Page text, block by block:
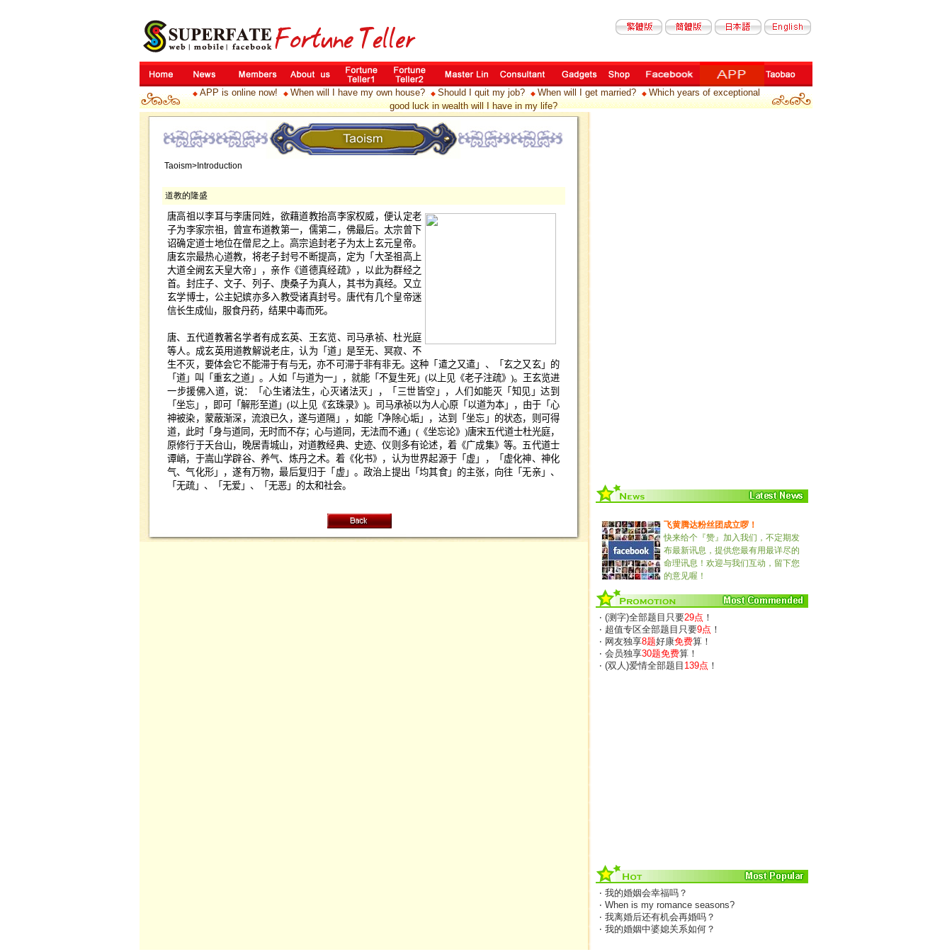
◆ APP is online now! ◆ When will I have my own house? ◆Should I quit my job? ◆When will I get married? ◆ Which years of exceptional
good luck in wealth will I have in my life?
Taoism>Introduction
道教的隆盛
唐高祖以李耳与李唐同姓，欲藉道教抬高李家权威，便认定老
子为李家宗祖，曾宣布道教第一，儒第二，佛最后。太宗曾下
诏确定道士地位在僧尼之上。高宗追封老子为太上玄元皇帝。
唐玄宗最热心道教，将老子封号不断提高，定为「大圣祖高上
大道全阙玄天皇大帝」，亲作《道德真经疏》，以此为群经之
首。封庄子、文子、列子、庚桑子为真人，其书为真经。又立
玄学博士，公主妃嫔亦多入教受诸真封号。唐代有几个皇帝迷
信长生成仙，服食丹药，结果中毒而死。
唐、五代道教著名学者有成玄英、王玄览、司马承祯、杜光庭
等人。成玄英用道教解说老庄，认为「道」是至无、冥寂、不
生不灭，要体会它不能滞于有与无，亦不可滞于非有非无。这种「遣之又遣」、「玄之又玄」的
「道」叫「重玄之道」。人如「与道为一」，就能「不复生死」 (以上见《老子注疏》 )。王玄览进
一步援佛入道，说：「心生诸法生，心灭诸法灭」，「三世皆空」，人们如能灭「知见」达到
「坐忘」，即可「解形至道」 (以上见《玄珠录》 )。司马承祯以为人心原「以道为本」，由于「心
神被染，蒙蔽渐深，流浪已久，遂与道隔」，如能「净除心垢」，达到「坐忘」的状态，则可得
道，此时「身与道同，无时而不存；心与道同，无法而不通」 ( 《坐忘论》 )唐宋五代道士杜光庭，
原修行于天台山，晚居青城山，对道教经典、史迹、仪则多有论述，着《广成集》等。五代道士
谭峭，于嵩山学辟谷、养气、炼丹之术。着《化书》，认为世界起源于「虚」，「虚化神、神化
气、气化形」，遂有万物，最后复归于「虚」。政治上提出「均其食」的主张，向往「无亲」、
「无疏」、「无爱」、「无恶」的太和社会。
飞黄腾达粉丝团成立啰！
快来给个『赞』加入我们，不定期发
布最新讯息，提供您最有用最详尽的
命理讯息！欢迎与我们互动，留下您
的意见喔！
‧ (测字)全部题目只要29点 ！
‧ 超值专区全部题目只要9点 ！
‧ 网友独享8题好康免费算！
‧ 会员独享30题免费算！
‧ (双人)爱情全部题目 139点 ！
‧ 我的婚姻会幸福吗？
‧ When is my romance seasons?
‧ 我离婚后还有机会再婚吗？
‧ 我的婚姻中婆媳关系如何？